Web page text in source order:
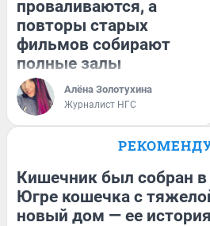
проваливаются, а
повторы старых
фильмов собирают
полные залы
Алёна Золотухина
Журналист НГС
Кишечник был собран
Югре кошечка с
новый дом — ее история